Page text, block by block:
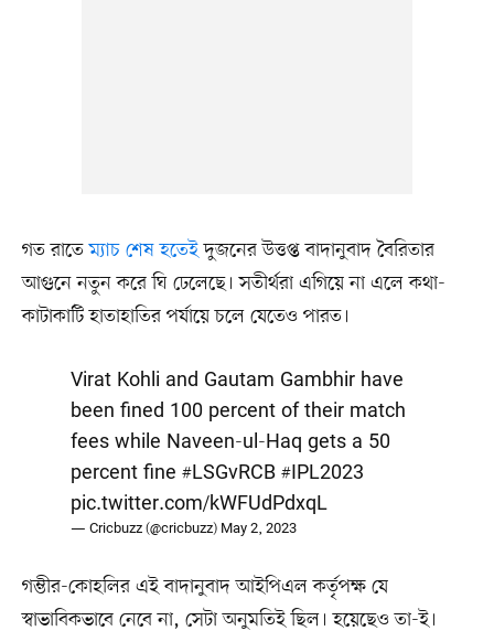
গত রাতেম্যাচ শেষ হতেইদুজনের উত্তপ্ত বাদানুবাদ বৈরিতার
আগুনে নতুন করে ঘি ঢেলেছে। সতীর্থরা এগিয়ে না এলে কথা-
কাটাকাটি হাতাহাতির পর্যায়ে চলে যেতেও পারত।
Virat Kohli and Gautam Gambhir have
been fined 100 percent of their match
fees while Naveen-ul-Haq gets a 50
percent fine #LSGvRCB #IPL2023
pic.twitter.com/kWFUdPdxqL
— Cricbuzz (@cricbuzz) May 2, 2023
গম্ভীর-কোহলির এই বাদানুবাদ আইপিএল কর্তৃপক্ষ যে
স্বাভাবিকভাবে নেবে না, সেটা অনুমতিই ছিল। হয়েছেও তা-ই।